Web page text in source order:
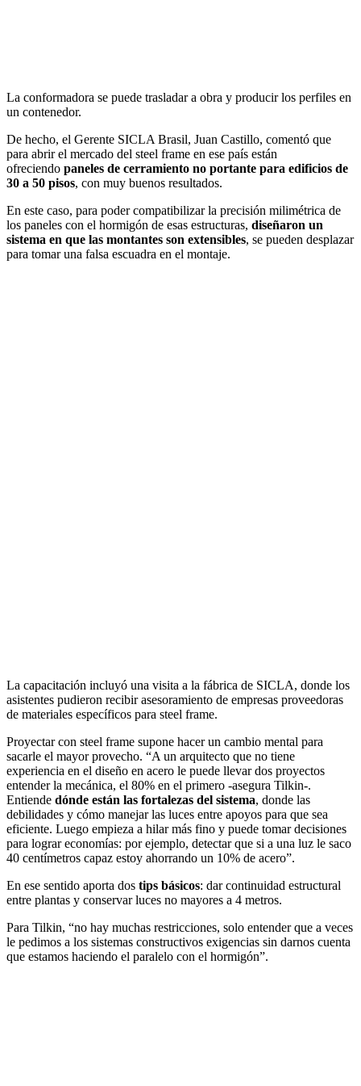
La conformadora se puede trasladar a obra y producir los perfiles en
un contenedor.
De hecho, el Gerente SICLA Brasil, Juan Castillo, comentó que
para abrir el mercado del steel frame en ese país están
ofreciendo paneles de cerramiento no portante para edificios de
30 a 50 pisos, con muy buenos resultados.
En este caso, para poder compatibilizar la precisión milimétrica de
los paneles con el hormigón de esas estructuras, diseñaron un
sistema en que las montantes son extensibles, se pueden desplazar
para tomar una falsa escuadra en el montaje.
La capacitación incluyó una visita a la fábrica de SICLA, donde los
asistentes pudieron recibir asesoramiento de empresas proveedoras
de materiales específicos para steel frame.
Proyectar con steel frame supone hacer un cambio mental para
sacarle el mayor provecho. “A un arquitecto que no tiene
experiencia en el diseño en acero le puede llevar dos proyectos
entender la mecánica, el 80% en el primero -asegura Tilkin-.
Entiende dónde están las fortalezas del sistema, donde las
debilidades y cómo manejar las luces entre apoyos para que sea
eficiente. Luego empieza a hilar más fino y puede tomar decisiones
para lograr economías: por ejemplo, detectar que si a una luz le saco
40 centímetros capaz estoy ahorrando un 10% de acero”.
En ese sentido aporta dos tips básicos: dar continuidad estructural
entre plantas y conservar luces no mayores a 4 metros.
Para Tilkin, “no hay muchas restricciones, solo entender que a veces
le pedimos a los sistemas constructivos exigencias sin darnos cuenta
que estamos haciendo el paralelo con el hormigón”.